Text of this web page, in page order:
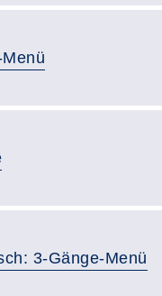
3-Gänge-Menü